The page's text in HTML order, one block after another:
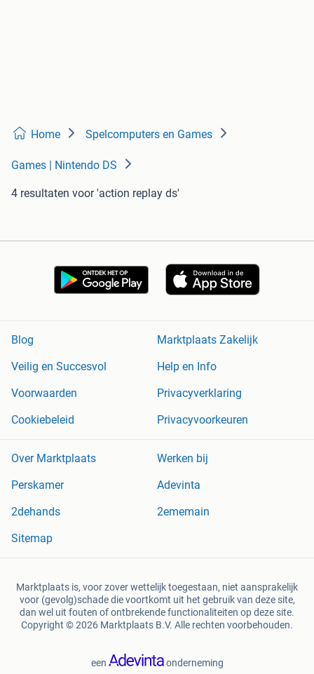
Home Spelcomputers en Games
Games | Nintendo DS
4 resultaten voor 'action replay ds'
Blog
Marktplaats Zakelijk
Veilig en Succesvol
Help en Info
Voorwaarden
Privacyverklaring
Cookiebeleid
Privacyvoorkeuren
Over Marktplaats
Werken bij
Perskamer
Adevinta
2dehands
2ememain
Sitemap
Marktplaats is, voor zover wettelijk toegestaan, niet aansprakelijk
voor (gevolg)schade die voortkomt uit het gebruik van deze site,
dan wel uit fouten of ontbrekende functionaliteiten op deze site.
Copyright © 2026 Marktplaats B.V. Alle rechten voorbehouden.
een onderneming